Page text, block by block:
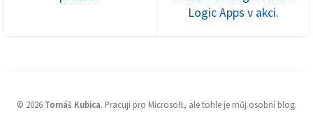
Logic Apps v akci.
© 2026 Tomáš Kubica. Pracuji pro Microsoft, ale tohle je můj osobní blog.